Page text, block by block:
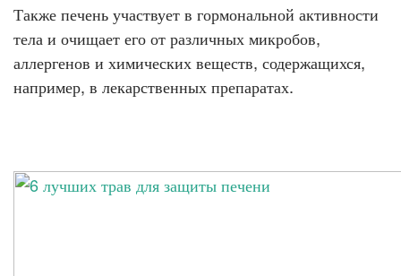
Также печень участвует в гормональной активности
тела и очищает его от различных микробов,
аллергенов и химических веществ, содержащихся,
например, в лекарственных препаратах.